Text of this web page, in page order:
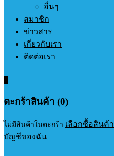
อื่นๆ
สมาชิก
ข่าวสาร
เกี่ยวกับเรา
ติดต่อเรา
ตะกร้าสินค้า (0)
ไม่มีสินค้าในตะกร้า เลือกซื้อสินค้า
บัญชีของฉัน